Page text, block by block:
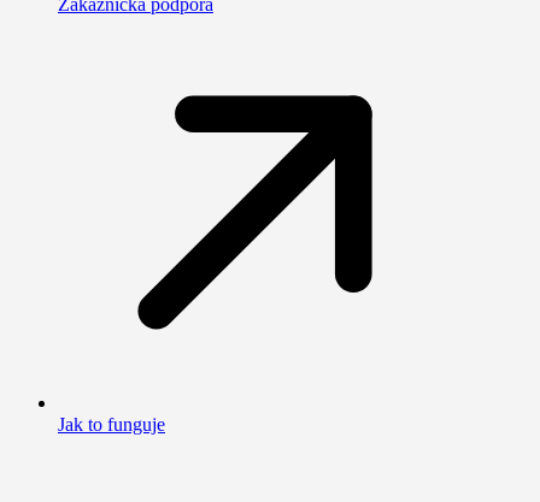
Jak to funguje